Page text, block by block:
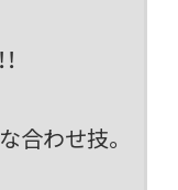
合わせ技。